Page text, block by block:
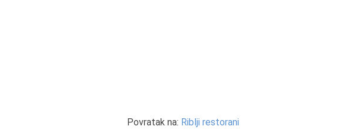
Povratak na: Riblji restorani